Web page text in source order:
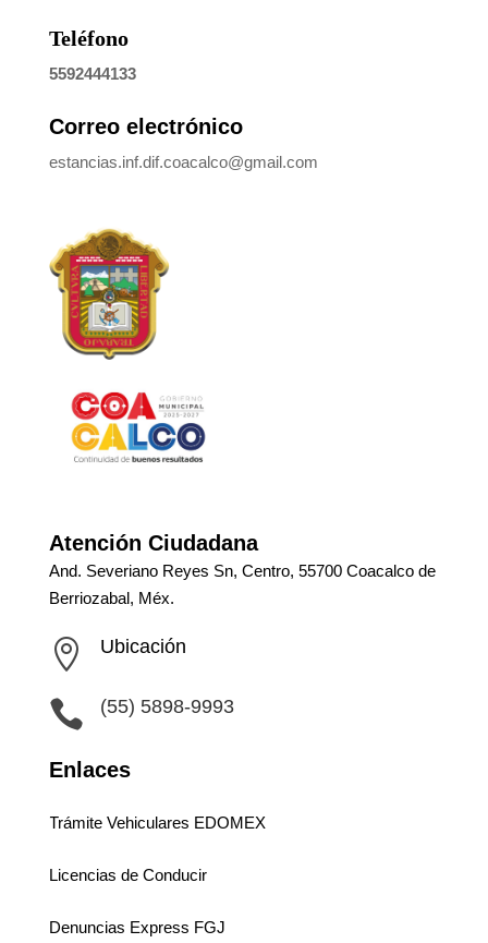
Teléfono
5592444133
Correo electrónico
estancias.inf.dif.coacalco@gmail.com
Atención Ciudadana
And. Severiano Reyes Sn, Centro, 55700 Coacalco de
Berriozabal, Méx.
 Ubicación
 (55) 5898-9993
Enlaces
Trámite Vehiculares EDOMEX
Licencias de Conducir
Denuncias Express FGJ